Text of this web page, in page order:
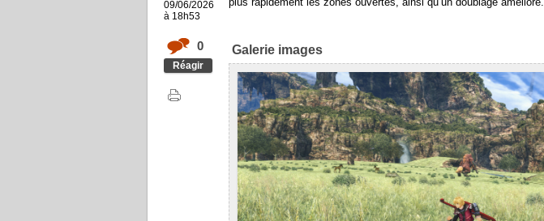
09/06/2026
à 18h53
0
Réagir
Galerie images